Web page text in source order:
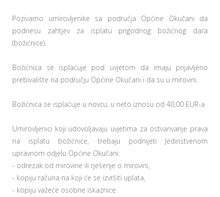
Pozivamo umirovljenike sa područja Općine Okučani da
podnesu zahtjev za isplatu prigodnog božićnog dara
(božićnice).
Božićnica se isplaćuje pod uvjetom da imaju prijavljeno
prebivalište na području Općine Okučani i da su u mirovini.
Božićnica se isplaćuje u novcu, u neto iznosu od 40,00 EUR-a
Umirovljenici koji udovoljavaju uvjetima za ostvarivanje prava
na isplatu božićnice, trebaju podnijeti Jedinstvenom
upravnom odjelu Općine Okučani:
- odrezak od mirovine ili rješenje o mirovini,
- kopiju računa na koji će se izvršiti uplata,
- kopiju važeće osobne iskaznice.